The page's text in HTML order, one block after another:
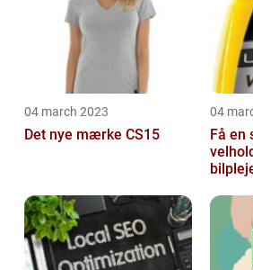
04 march 2023
Det nye mærke CS15
04
Få en